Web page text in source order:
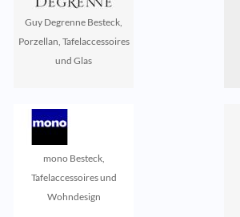
Guy Degrenne Besteck,
Porzellan, Tafelaccessoires
und Glas
mono Besteck,
Tafelaccessoires und
Wohndesign